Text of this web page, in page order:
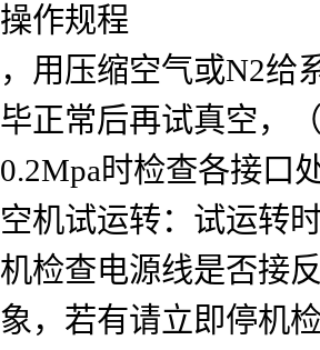
操作规程
，用压缩空气或N2给
毕正常后再试真空，
0.2Mpa时检查各接口
空机试运转：试运转
机检查电源线是否接
象，若有请立即停机